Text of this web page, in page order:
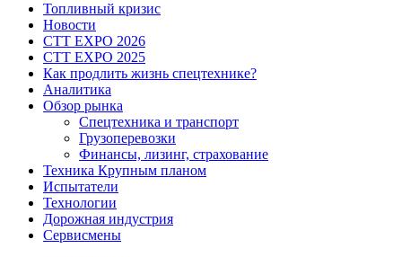
Топливный кризис
Новости
CTT EXPO 2026
CTT EXPO 2025
Как продлить жизнь спецтехнике?
Аналитика
Обзор рынка
Спецтехника и транспорт
Грузоперевозки
Финансы, лизинг, страхование
Техника Крупным планом
Испытатели
Технологии
Дорожная индустрия
Сервисмены